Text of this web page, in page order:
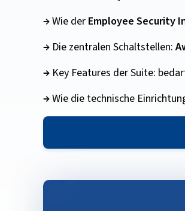
→Wie der Employee Security
→ Die zentralen Schaltstellen:
→ Key Features der Suite:
→Wie die technische